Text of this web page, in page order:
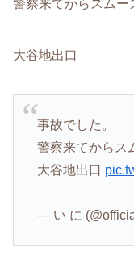
警察来てからスムー
大谷地出口
事故でした。
警察来てからス
大谷地出口
— い に